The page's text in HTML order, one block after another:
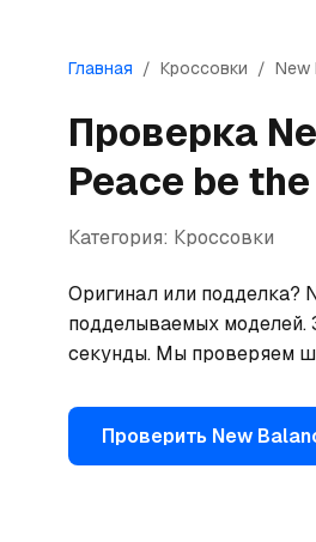
Главная / Кроссовки / New
Проверка
Peace be
Категория: Кроссовки
Оригинал или подделка?
подделываемых моделей.
секунды. Мы проверяем
Проверить New